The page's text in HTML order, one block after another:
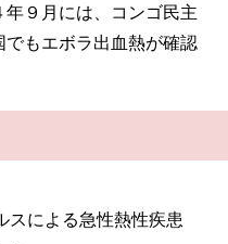
９月には、コンゴ民主
もエボラ出血熱が確認
スによる急性熱性疾患